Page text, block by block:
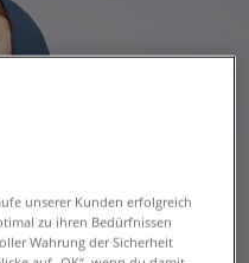
unserer Kunden erfolgreich
zu ihren Bedürfnissen
Wahrung der Sicherheit